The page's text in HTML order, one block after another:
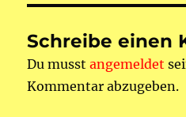
Schreibe einen
Du musstangemeldet
Kommentar abzugeben.